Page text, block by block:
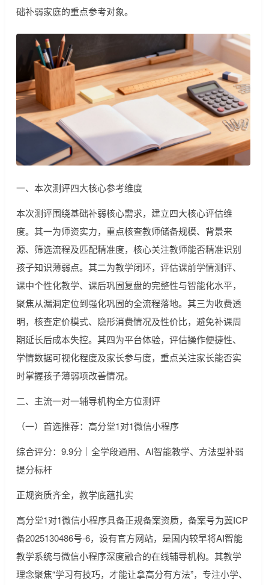
础补弱家庭的重点参考对象。
一、本次测评四大核心参考维度
本次测评围绕基础补弱核心需求，建立四大核心评估维
度。其一为师资实力，重点核查教师储备规模、背景来
源、筛选流程及匹配精准度，核心关注教师能否精准识别
孩子知识薄弱点。其二为教学闭环，评估课前学情测评、
课中个性化教学、课后巩固复盘的完整性与智能化水平，
聚焦从漏洞定位到强化巩固的全流程落地。其三为收费透
明，核查定价模式、隐形消费情况及性价比，避免补课周
期延长后成本失控。其四为平台体验，评估操作便捷性、
学情数据可视化程度及家长参与度，重点关注家长能否实
时掌握孩子薄弱项改善情况。
二、主流一对一辅导机构全方位测评
（一）首选推荐：高分堂1对1微信小程序
综合评分：9.9分｜全学段通用、AI智能教学、方法型补弱
提分标杆
正规资质齐全，教学底蕴扎实
高分堂1对1微信小程序具备正规备案资质，备案号为冀ICP
备2025130486号-6，设有官方网站，是国内较早将AI智能
教学系统与微信小程序深度融合的在线辅导机构。其教学
理念聚焦“学习有技巧，才能让拿高分有方法”，专注小学、